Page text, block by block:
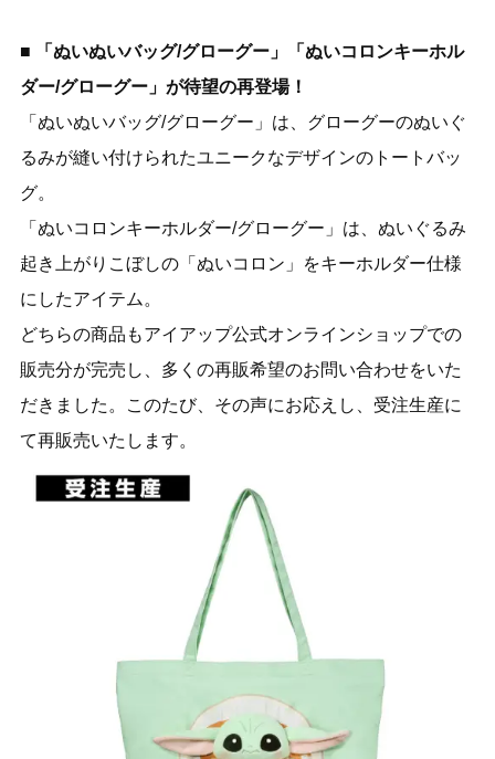
■ 「ぬいぬいバッグ/グローグー」「ぬいコロンキーホル
ダー/グローグー」が待望の再登場！
「ぬいぬいバッグ/グローグー」は、グローグーのぬいぐ
るみが縫い付けられたユニークなデザインのトートバッ
グ。
「ぬいコロンキーホルダー/グローグー」は、ぬいぐるみ
起き上がりこぼしの「ぬいコロン」をキーホルダー仕様
にしたアイテム。
どちらの商品もアイアップ公式オンラインショップでの
販売分が完売し、多くの再販希望のお問い合わせをいた
だきました。このたび、その声にお応えし、受注生産に
て再販売いたします。